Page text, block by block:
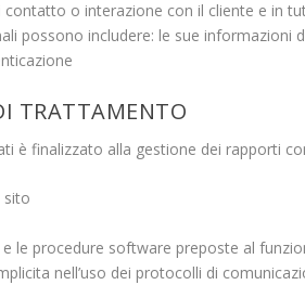
contatto o interazione con il cliente e in
possono includere: le sue
TRATTAMENTO
è finalizzato alla gestione dei rapporti
sito
le procedure software preposte al
nell’uso dei protocolli di